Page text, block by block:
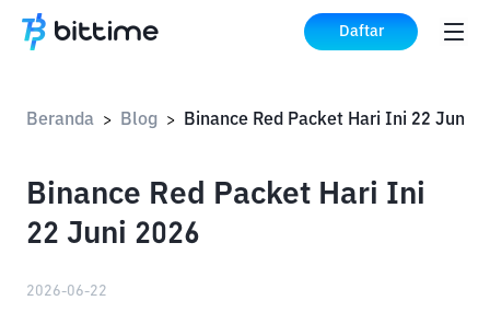
Daftar
Beranda > Blog >
Binance Red Packet Hari Ini
22 Juni 2026
2026-06-22